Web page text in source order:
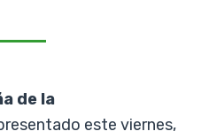
de la
este viernes,